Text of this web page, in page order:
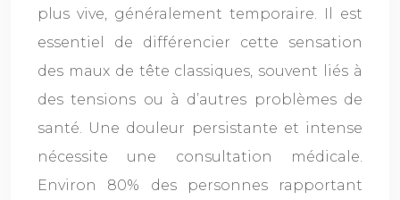
plus vive, généralement temporaire. Il est
essentiel de différencier cette sensation
des maux de tête classiques, souvent liés à
des tensions ou à d’autres problèmes de
santé. Une douleur persistante et intense
nécessite une consultation médicale.
Environ 80% des personnes rapportant